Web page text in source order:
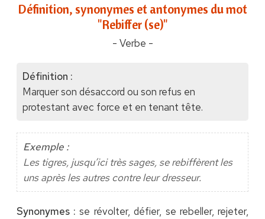
Définition, synonymes et antonymes du mot
"Rebiffer (se)"
- Verbe -
Définition :
Marquer son désaccord ou son refus en
protestant avec force et en tenant tête.
Exemple :
Les tigres, jusqu’ici très sages, se rebiffèrent les
uns après les autres contre leur dresseur.
Synonymes : se révolter, défier, se rebeller, rejeter,